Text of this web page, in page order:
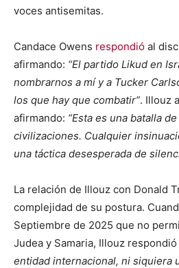
voces antisemitas.
Candace Owens respondió al
afirmando: “El partido Likud en
nombrarnos a mí y a Tucker
los que hay que combatir”. Illouz
afirmando: “Esta es una batalla
civilizaciones. Cualquier
una táctica desesperada de
La relación de Illouz con Donald
complejidad de su postura.
Septiembre de 2025 que no
Judea y Samaria, Illouz
entidad internacional, ni siquiera